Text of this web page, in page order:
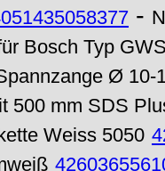
-
Bosch Typ
Ø 10-
500 mm SDS
Weiss 5050